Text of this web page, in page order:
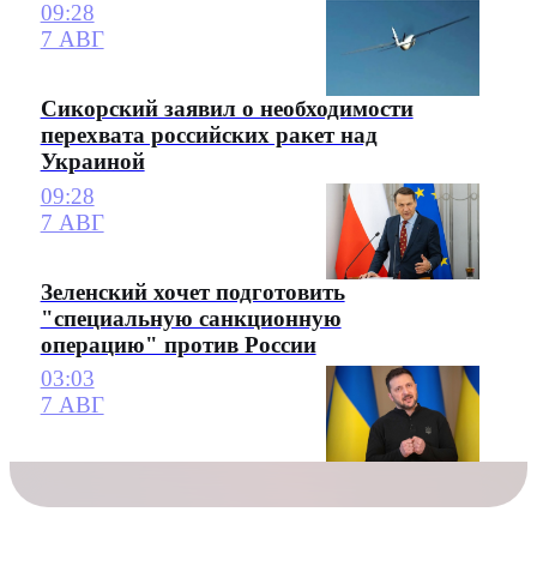
09:28
7 АВГ
Сикорский заявил о необходимости
перехвата российских ракет над
Украиной
09:28
7 АВГ
Зеленский хочет подготовить
"специальную санкционную
операцию" против России
03:03
7 АВГ